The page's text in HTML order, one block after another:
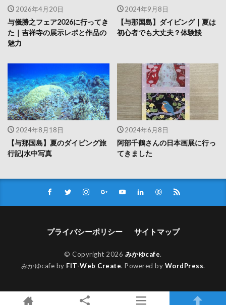
2026年4月20日
与儀勝之フェア2026に行ってき
た｜吉祥寺の展示レポと作品の
魅力
2024年9月8日
【与那国島】ダイビング｜夏は
初心者でも大丈夫？体験談
2024年8月18日
【与那国島】夏のダイビング旅
行記|水中写真
2024年6月8日
阿部千鶴さんの日本画展に行っ
てきました
プライバシーポリシー サイトマップ
© Copyright 2026 みかゆcafe.
みかゆcafe by FIT-Web Create. Powered by WordPress.